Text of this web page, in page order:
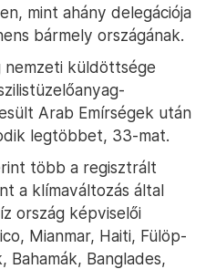
mint ahány delegációja
bármely országának.
nemzeti küldöttsége
Arab Emírségek után
legtöbbet, 33-mat.
több a regisztrált
a klímaváltozás által
ország képviselői
Mianmar, Haiti, Fülöp-
Bahamák, Banglades,